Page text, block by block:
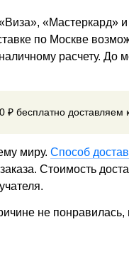
«Мастеркард»
по Москве
расчету. До
₽ бесплатно доставляем
миру. Способ
Стоимость
не